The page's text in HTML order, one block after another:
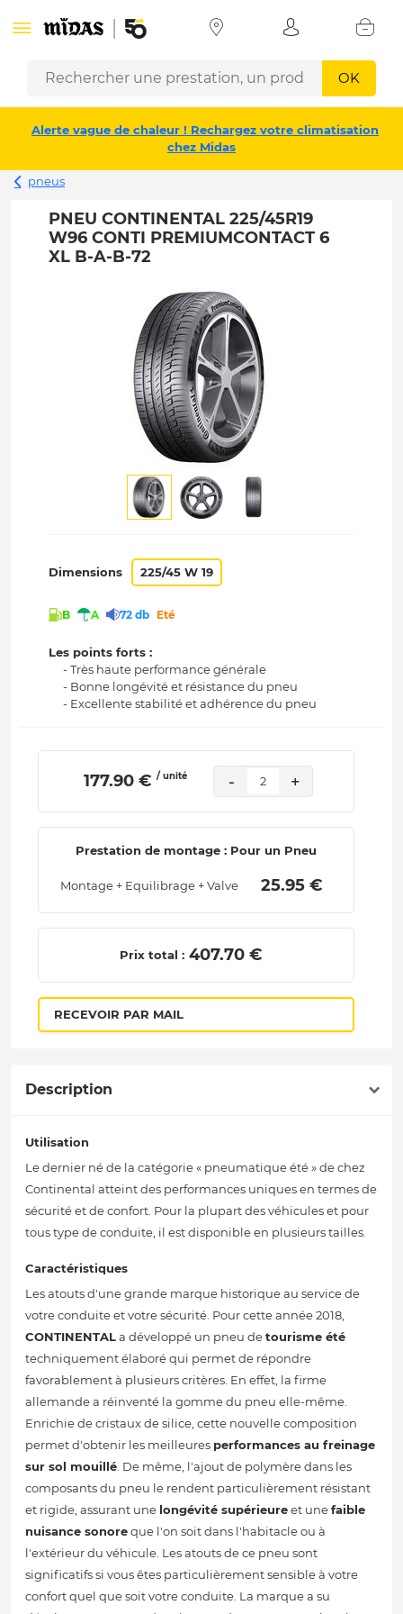
OK
Alerte vague de chaleur ! Rechargez votre climatisation
chez Midas
pneus
PNEU CONTINENTAL 225/45R19
W96 CONTI PREMIUMCONTACT 6
XL B-A-B-72
Dimensions 225/45 W 19
B A 72 db Eté
Les points forts :
- Très haute performance générale
- Bonne longévité et résistance du pneu
- Excellente stabilité et adhérence du pneu
177.90 € / unité - 2 +
Prestation de montage : Pour un Pneu
Montage + Equilibrage + Valve 25.95 €
Prix total : 407.70 €
RECEVOIR PAR MAIL
Description
Utilisation
Le dernier né de la catégorie « pneumatique été » de chez
Continental atteint des performances uniques en termes de
sécurité et de confort. Pour la plupart des véhicules et pour
tous type de conduite, il est disponible en plusieurs tailles.
Caractéristiques
Les atouts d'une grande marque historique au service de
votre conduite et votre sécurité. Pour cette année 2018,
CONTINENTALa développé un pneu detourisme été
techniquement élaboré qui permet de répondre
favorablement à plusieurs critères. En effet, la firme
allemande a réinventé la gomme du pneu elle-même.
Enrichie de cristaux de silice, cette nouvelle composition
permet d'obtenir les meilleures performances au freinage
sur sol mouillé. De même, l'ajout de polymère dans les
composants du pneu le rendent particulièrement résistant
et rigide, assurant une longévité supérieureet unefaible
nuisance sonoreque l'on soit dans l'habitacle ou à
l'extérieur du véhicule. Les atouts de ce pneu sont
significatifs si vous êtes particulièrement sensible à votre
confort quel que soit votre conduite. La marque a su